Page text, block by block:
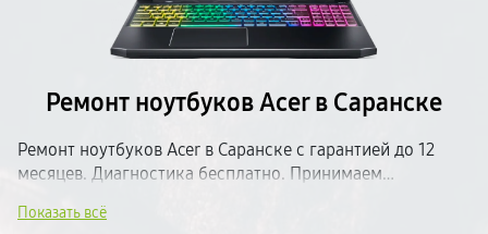
Ремонт ноутбуков Acer в Саранске
Ремонт ноутбуков Acer в Саранске с гарантией до 12
месяцев. Диагностика бесплатно. Принимаем
рабочий день. Стоимость согласовываем до начала
Показать всё